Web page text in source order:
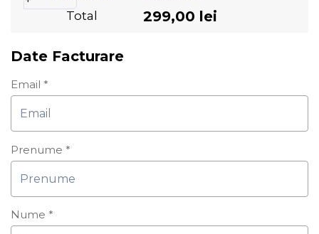
Total
299,00 lei
Date Facturare
Email *
Prenume *
Nume *